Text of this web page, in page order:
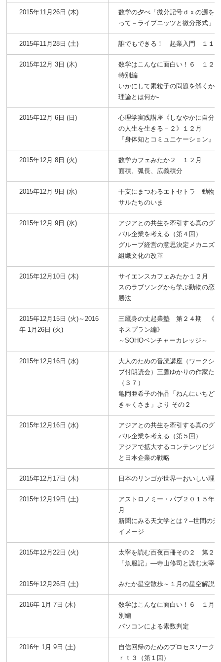
2015年11月26日 (木)
数学の夕べ「微分記号ｄｘの源を
って－ライプニッツと微分形式」
2015年11月28日 (土) 誰でもできる！ 起業入門 １１月
2015年12月 3日 (木)
数学はこんなに面白い！６ １
特別編
いかにして素粒子の問題を解くか -
理論とは何か-
2015年12月 6日 (日)
心理学実践講座《しなやかに自分
の人生を生きる－２》１２月
『身体知とコミュニケーション』
2015年12月 8日 (火)
数学カフェみたか２ １２月
面積、弧長、広義積分
2015年12月 9日 (水)
干支にまつわるエトセトラ 動物
サルたちのいま
2015年12月 9日 (水)
アジアとの共生を牽引する真のグ
バル企業を考える（第４回）
グループ経営の意思決定メカニズ
組織文化の改革
2015年12月10日 (木)
サイエンスカフェみたか１２月
スのラブソングから学ぶ動物の恋
勝法
2015年12月15日 (火)～2016
年 1月26日 (火)
三鷹身の丈起業塾 第２４期 《
ネスプラン編》
～SOHOベンチャーカレッジ～
2015年12月16日 (水)
大人のための音読講座（ワークシ
プ付朗読会）三鷹ゆかりの作家たち
（３７）
亀岡亜希子の作品「ねんにいちど
きゃくさま」より その２
2015年12月16日 (水)
アジアとの共生を牽引する真のグ
バル企業を考える（第５回）
アジアで拡大するコンテンツビジ
と日本企業の戦略
2015年12月17日 (木) 日本のリンゴが世界一おいしい理由
2015年12月19日 (土)
アストロノミー・パブ２０１５年
月
新聞にみる天文学とは？─世間の天
イメージ
2015年12月22日 (火)
太宰を読む百夜百冊その２ 第２回
「魚服記」―寺山修司と読む太宰治
2015年12月26日 (土) みたか星空散歩～１月の星空解説～
2016年 1月 7日 (木)
数学はこんなに面白い！６ １月
別編
パソコンによる素数判定
2016年 1月 9日 (土)
自信回帰のためのプロセスワーク
ｒｔ３（第１回）